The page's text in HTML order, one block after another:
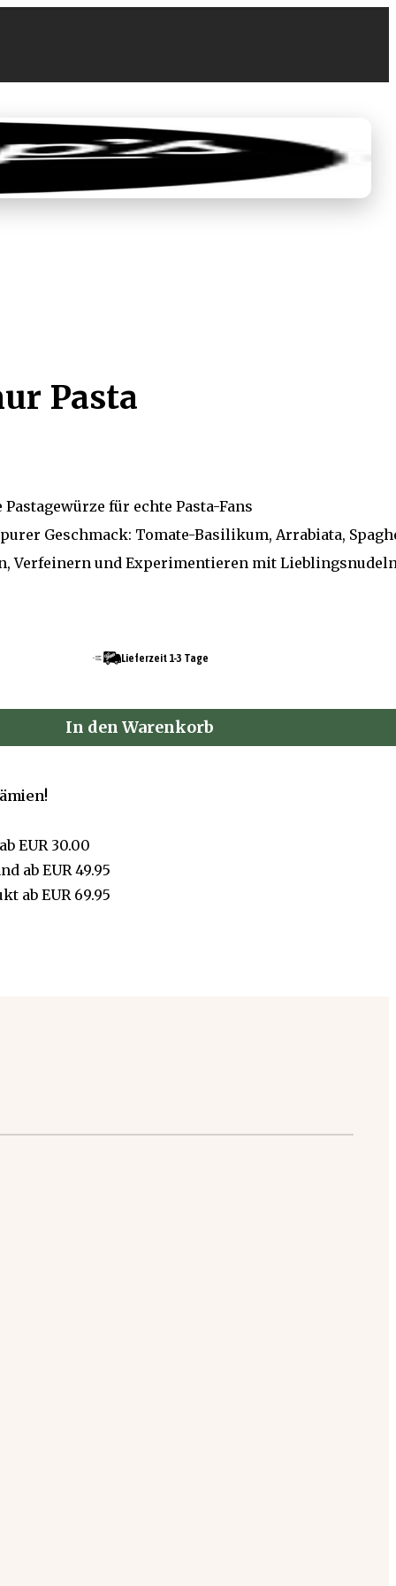
EUR 0.00
Pasta
für echte Pasta-Fans
Geschmack: Tomate-Basilikum, Arrabiata,
Verfeinern und Experimentieren mit
Lieferzeit 1-3 Tage
In den Warenkorb
ab EUR 30.00
ab EUR 49.95
ab EUR 69.95